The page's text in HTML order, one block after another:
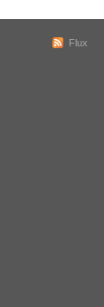
Flux